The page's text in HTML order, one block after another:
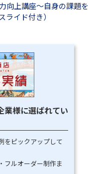
向上講座～自身の課題を
イド付き）
業様に選ばれてい
をピックアップして
フルオーダー制作ま